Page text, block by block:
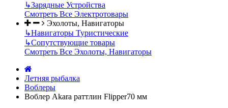
↳Зарядные Устройства
Смотреть Все Электротовары
Эхолоты, Навигаторы
↳Навигаторы Туристические
↳Сопутствующие товары
Смотреть Все Эхолоты, Навигаторы
Летняя рыбалка
Воблеры
Воблер Akara раттлин Flipper70 мм